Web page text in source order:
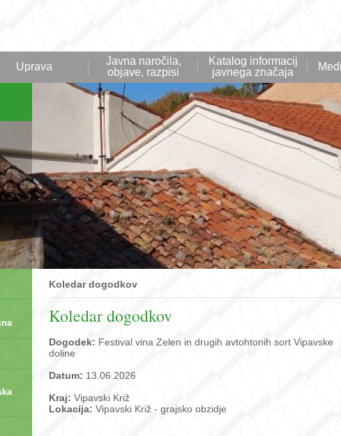
Uprava
Javna naročila,
objave, razpisi
Katalog informacij
javnega značaja
Koledar dogodkov
Koledar dogodkov
Dogodek: Festival vina Zelen in drugih avtohtonih sort Vipavske
doline
Datum: 13.06.2026
Kraj: Vipavski Križ
Lokacija: Vipavski Križ - grajsko obzidje